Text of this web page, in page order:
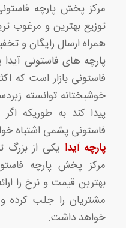
مرکز پخش پارچه
توزیع بهترین و مرغوب
همراه ارسال رایگان و
پارچه های فاستونی
فاستونی بازار است که
خوشبختانه توانسته
پیدا کند به طوریکه
فاستونی پشمی اشتباه
پارچه آیدا یکی از بزرگ
مرکز پخش پارچه
بهترین قیمت و نرخ را
مشتریان را جلب کرده
خواهد داشت.